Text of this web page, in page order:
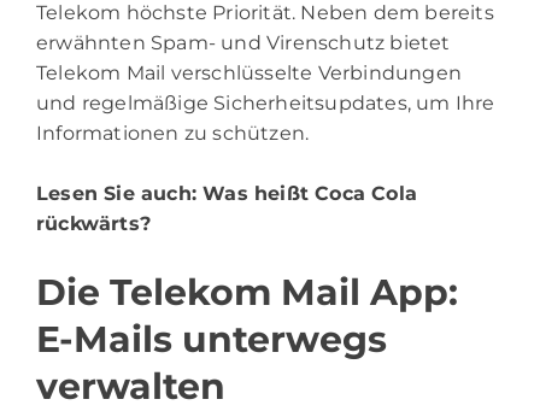
Telekom höchste Priorität. Neben dem bereits
erwähnten Spam- und Virenschutz bietet
Telekom Mail verschlüsselte Verbindungen
und regelmäßige Sicherheitsupdates, um Ihre
Informationen zu schützen.
Lesen Sie auch:Was heißt Coca Cola
rückwärts?
Die Telekom Mail App:
E-Mails unterwegs
verwalten